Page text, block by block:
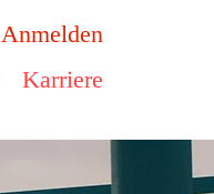
Anmelden
Karriere